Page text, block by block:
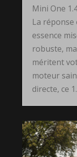
Mini One
La réponse
essence
robuste,
méritent
moteur
directe, ce